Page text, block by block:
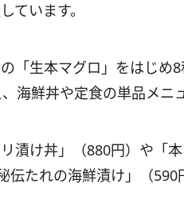
ています。
「生本マグロ」をはじめ
海鮮丼や定食の単品メニ
漬け丼」（880円）や「
伝たれの海鮮漬け」（590